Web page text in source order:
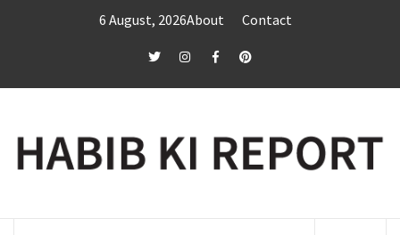
6 August, 2026About Contact
twitterInstagramFacebookPinterest